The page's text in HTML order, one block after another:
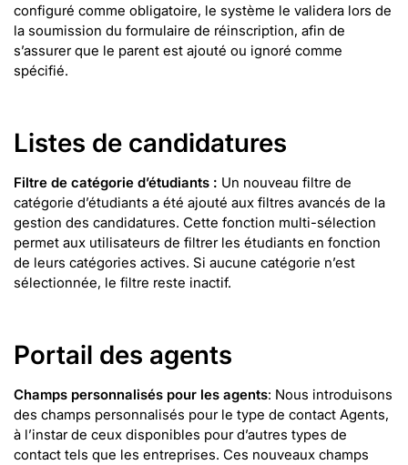
configuré comme obligatoire, le système le validera lors de
la soumission du formulaire de réinscription, afin de
s’assurer que le parent est ajouté ou ignoré comme
spécifié.
Listes de candidatures
Filtre de catégorie d’étudiants : Un nouveau filtre de
catégorie d’étudiants a été ajouté aux filtres avancés de la
gestion des candidatures. Cette fonction multi-sélection
permet aux utilisateurs de filtrer les étudiants en fonction
de leurs catégories actives. Si aucune catégorie n’est
sélectionnée, le filtre reste inactif.
Portail des agents
Champs personnalisés pour les agents: Nous introduisons
des champs personnalisés pour le type de contact Agents,
à l’instar de ceux disponibles pour d’autres types de
contact tels que les entreprises. Ces nouveaux champs